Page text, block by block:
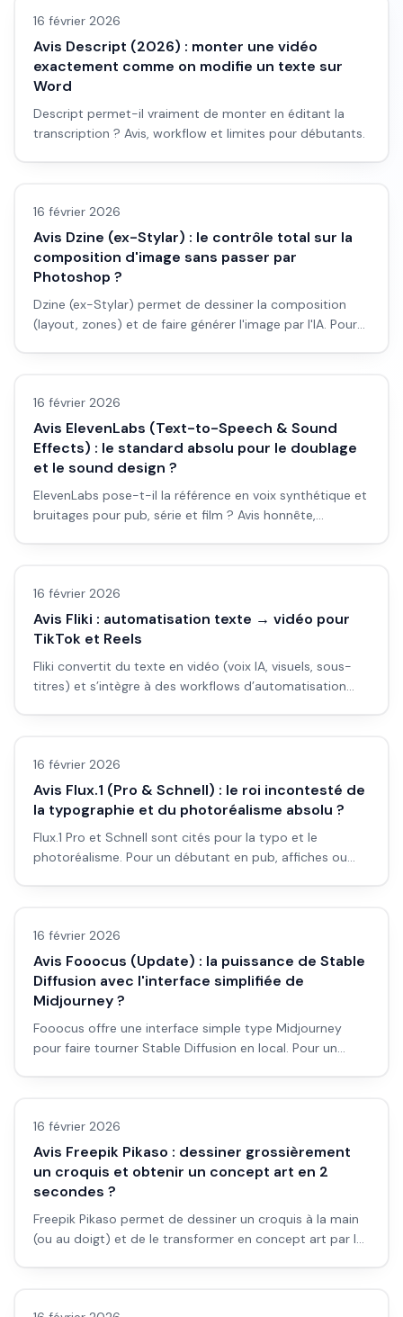
16 février 2026
Avis Descript (2026) : monter une vidéo
exactement comme on modifie un texte sur
Word
Descript permet-il vraiment de monter en éditant la
transcription ? Avis, workflow et limites pour débutants.
Avis outils/services
16 février 2026
Avis Dzine (ex-Stylar) : le contrôle total sur la
composition d'image sans passer par
Photoshop ?
Dzine (ex-Stylar) permet de dessiner la composition
(layout, zones) et de faire générer l'image par l'IA. Pour
Avis outils/services
16 février 2026
Avis ElevenLabs (Text-to-Speech & Sound
Effects) : le standard absolu pour le doublage
et le sound design ?
ElevenLabs pose-t-il la référence en voix synthétique et
bruitages pour pub, série et film ? Avis honnête,
Avis outils/services
16 février 2026
Avis Fliki : automatisation texte → vidéo pour
TikTok et Reels
Fliki convertit du texte en vidéo (voix IA, visuels, sous-
titres) et s’intègre à des workflows d’automatisation
Avis outils/services
16 février 2026
Avis Flux.1 (Pro & Schnell) : le roi incontesté de
la typographie et du photoréalisme absolu ?
Flux.1 Pro et Schnell sont cités pour la typo et le
photoréalisme. Pour un débutant en pub, affiches ou
Avis outils/services
16 février 2026
Avis Fooocus (Update) : la puissance de Stable
Diffusion avec l'interface simplifiée de
Midjourney ?
Fooocus offre une interface simple type Midjourney
pour faire tourner Stable Diffusion en local. Pour un
Avis outils/services
16 février 2026
Avis Freepik Pikaso : dessiner grossièrement
un croquis et obtenir un concept art en 2
secondes ?
Freepik Pikaso permet de dessiner un croquis à la main
(ou au doigt) et de le transformer en concept art par IA.
Avis outils/services